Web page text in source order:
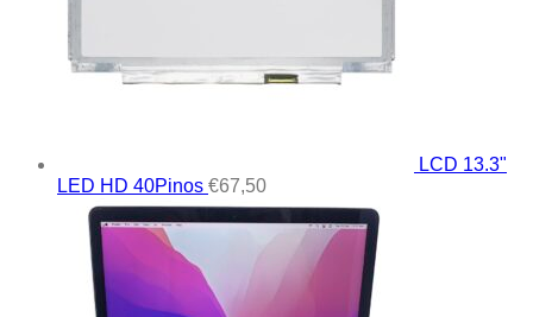
LCD 13.3"
LED HD 40Pinos €67,50